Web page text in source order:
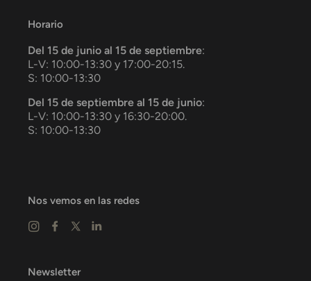
Horario
Del 15 de junio al 15 de septiembre:
L-V: 10:00-13:30 y 17:00-20:15.
S: 10:00-13:30
Del 15 de septiembre al 15 de junio:
L-V: 10:00-13:30 y 16:30-20:00.
S: 10:00-13:30
Nos vemos en las redes
Newsletter